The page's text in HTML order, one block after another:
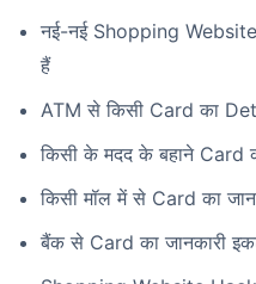
नई-नई Shopping Website
हैं
ATM से किसी Card का
किसी के मदद के बहाने Card
किसी मॉल में से Card का
बैंक से Card का जानकारी